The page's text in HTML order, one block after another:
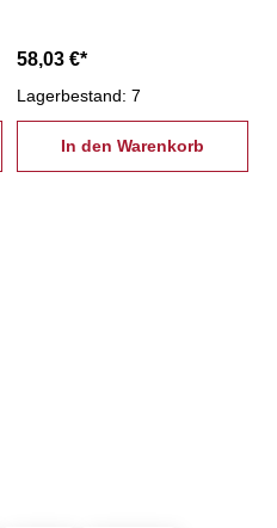
58,03 €*
Lagerbestand: 7
In den Warenkorb